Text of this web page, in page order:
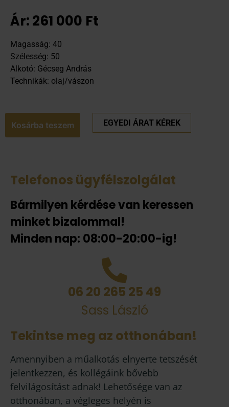
Ár:261 000 Ft
Magasság: 40
Szélesség: 50
Alkotó: Gécseg András
Technikák: olaj/vászon
Kosárba teszem EGYEDI ÁRAT KÉREK
Telefonos ügyfélszolgálat
Bármilyen kérdése van keressen
minket bizalommal!
Minden nap: 08:00-20:00-ig!
06 20 265 25 49
Sass László
Tekintse meg az otthonában!
Amennyiben a műalkotás elnyerte tetszését
jelentkezzen, és kollégáink bővebb
felvilágosítást adnak! Lehetősége van az
otthonában, a végleges helyén is